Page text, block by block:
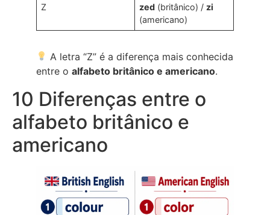
Z zed (britânico) / zi
(americano)
A letra “Z” é a diferença mais conhecida
entre o alfabeto britânico e americano.
10 Diferenças entre o
alfabeto britânico e
americano